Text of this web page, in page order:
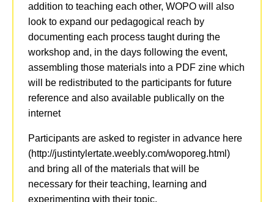
addition to teaching each other, WOPO will also
look to expand our pedagogical reach by
documenting each process taught during the
workshop and, in the days following the event,
assembling those materials into a PDF zine which
will be redistributed to the participants for future
reference and also available publically on the
internet
Participants are asked to register in advance here
(http://justintylertate.weebly.com/woporeg.html)
and bring all of the materials that will be
necessary for their teaching, learning and
experimenting with their topic.